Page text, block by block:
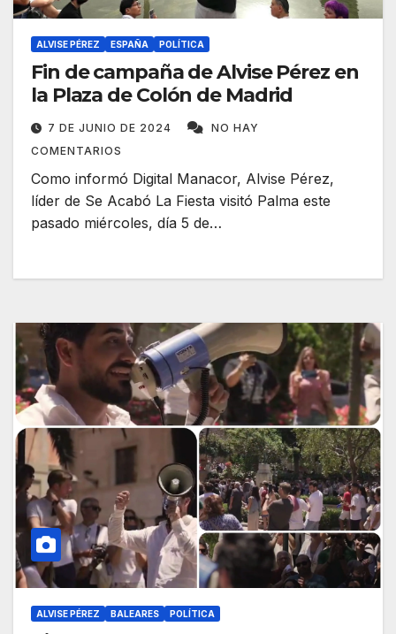
ALVISE PÉREZ ESPAÑA POLÍTICA
Fin de campaña de Alvise Pérez en
la Plaza de Colón de Madrid
7 DE JUNIO DE 2024
NO HAY
COMENTARIOS
Como informó Digital Manacor, Alvise Pérez,
líder de Se Acabó La Fiesta visitó Palma este
pasado miércoles, día 5 de…
ALVISE PÉREZ BALEARES POLÍTICA